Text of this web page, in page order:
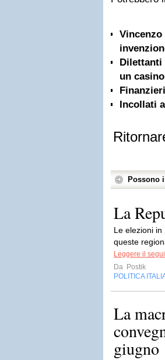
un
Incollati
Possono
La
Le elezioni in
queste
Leggere il
Da Postik
POLITICA
La
giugno